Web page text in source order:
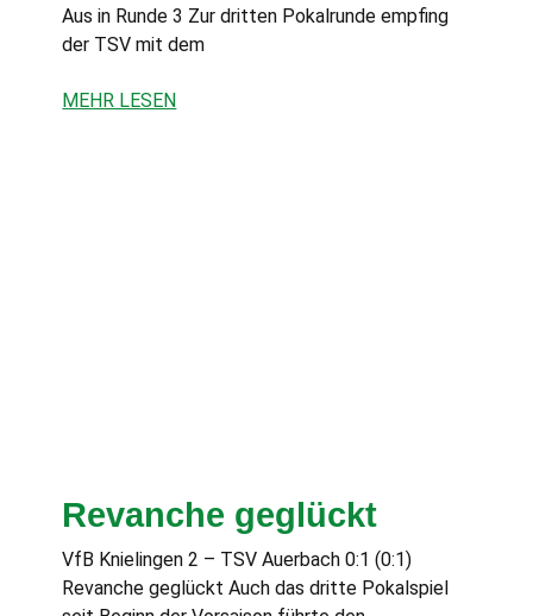
Aus in Runde 3 Zur dritten Pokalrunde empfing
der TSV mit dem
MEHR LESEN
Revanche geglückt
VfB Knielingen 2 – TSV Auerbach 0:1 (0:1)
Revanche geglückt Auch das dritte Pokalspiel